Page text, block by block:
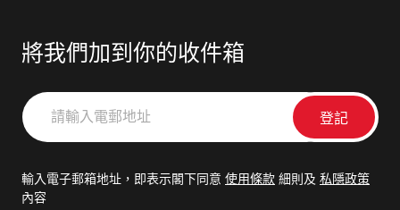
將我們加到你的收件箱
請
輸
郵
輸入電子郵箱地址，即表示閣下同意 使用條款 細則及 私隱政策
內容